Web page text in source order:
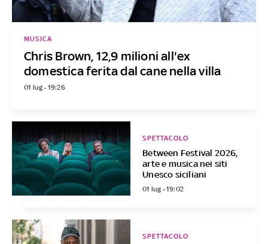
Chris Brown, 12,9 milioni all'ex
domestica ferita dal cane nella villa
MUSICA
01 lug - 19:26
Between Festival 2026,
arte e musica nei siti
Unesco siciliani
SPETTACOLO
01 lug - 19:02
SPETTACOLO